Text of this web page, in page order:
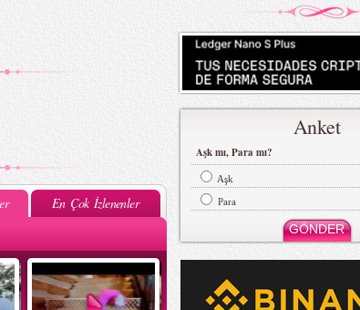
En Çok İzlenenler
Anket
Aşk mı, Para mı?
Aşk
Para